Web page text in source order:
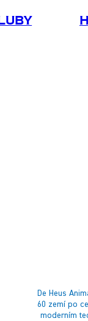
De Heus
60 zemí po
moderním